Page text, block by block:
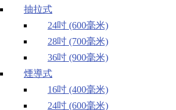
抽拉式
24吋 (600毫米)
28吋 (700毫米)
36吋 (900毫米)
煙導式
16吋 (400毫米)
24吋 (600毫米)